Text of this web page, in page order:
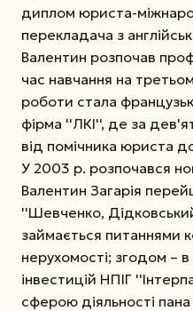
диплом юриста-
перекладача з
Валентин розпочав
час навчання на
роботи стала
фірма ''ЛКІ'', де за
від помічника юриста
У 2003 р. розпочався
Валентин Загарія
''Шевченко,
займається питаннями
нерухомості; згодом –
інвестицій НПІГ
сферою діяльності пана